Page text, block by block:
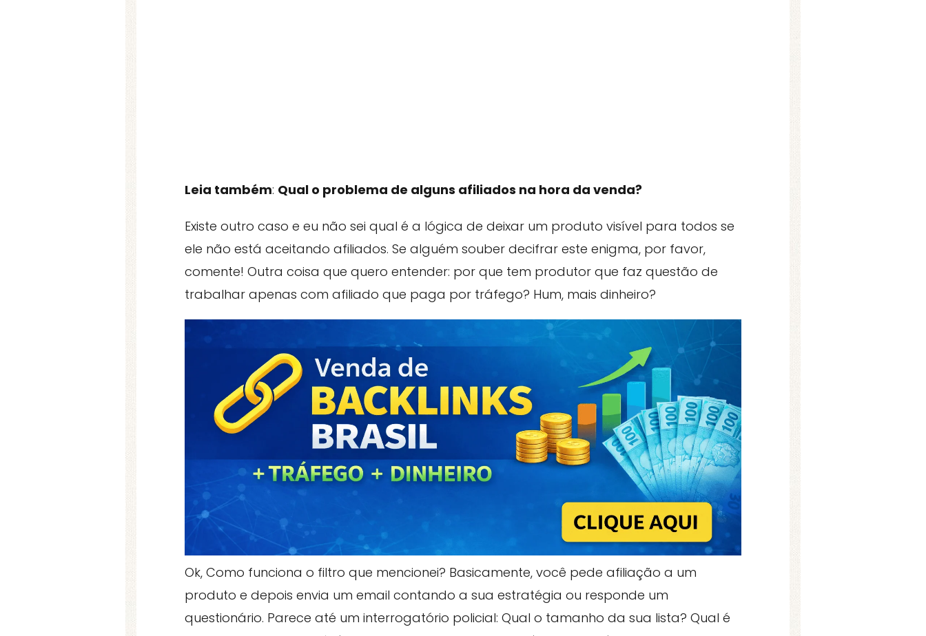
Leia também: Qual o problema de alguns afiliados na hora da venda?
Existe outro caso e eu não sei qual é a lógica de deixar um produto visível para todos se
ele não está aceitando afiliados. Se alguém souber decifrar este enigma, por favor,
comente! Outra coisa que quero entender: por que tem produtor que faz questão de
trabalhar apenas com afiliado que paga por tráfego? Hum, mais dinheiro?
Ok, Como funciona o filtro que mencionei? Basicamente, você pede afiliação a um
produto e depois envia um email contando a sua estratégia ou responde um
questionário. Parece até um interrogatório policial: Qual o tamanho da sua lista? Qual é